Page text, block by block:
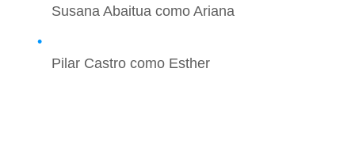
Susana Abaitua como Ariana
Pilar Castro como Esther